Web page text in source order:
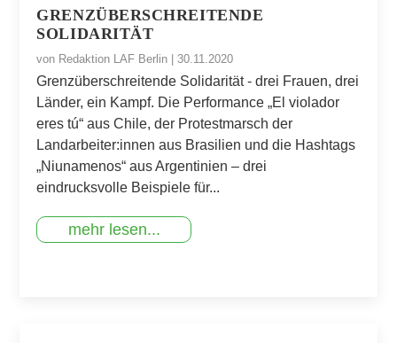
GRENZÜBERSCHREITENDE
SOLIDARITÄT
von Redaktion LAF Berlin 30.11.2020
Grenzüberschreitende Solidarität - drei Frauen, drei
Länder, ein Kampf. Die Performance „El violador
eres tú“ aus Chile, der Protestmarsch der
Landarbeiter:innen aus Brasilien und die Hashtags
„Niunamenos“ aus Argentinien – drei
eindrucksvolle Beispiele für...
mehr lesen...